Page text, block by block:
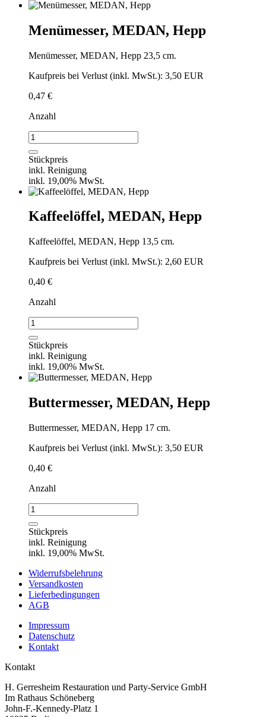
Menümesser, MEDAN, Hepp
Menümesser, MEDAN, Hepp 23,5 cm.
Kaufpreis bei Verlust (inkl. MwSt.): 3,50 EUR
0,47 €
Anzahl
Menümesser,
MEDAN,
Hepp
Menge
Stückpreis
inkl. Reinigung
inkl. 19,00% MwSt.
Kaffeelöffel, MEDAN, Hepp
Kaffeelöffel, MEDAN, Hepp 13,5 cm.
Kaufpreis bei Verlust (inkl. MwSt.): 2,60 EUR
0,40 €
Anzahl
Kaffeelöffel,
MEDAN,
Hepp
Menge
Stückpreis
inkl. Reinigung
inkl. 19,00% MwSt.
Buttermesser, MEDAN, Hepp
Buttermesser, MEDAN, Hepp 17 cm.
Kaufpreis bei Verlust (inkl. MwSt.): 3,50 EUR
0,40 €
Anzahl
Buttermesser,
MEDAN,
Hepp
Menge
Stückpreis
inkl. Reinigung
inkl. 19,00% MwSt.
Widerrufsbelehrung
Versandkosten
Lieferbedingungen
AGB
Impressum
Datenschutz
Kontakt
Kontakt
H. Gerresheim Restauration und Party-Service GmbH
Im Rathaus Schöneberg
John-F.-Kennedy-Platz 1